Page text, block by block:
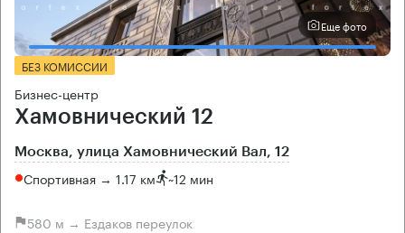
Еще фото
БЕЗ КОМИССИИ
Бизнес-центр
Хамовнический 12
Москва, улица Хамовнический Вал, 12
Спортивная → 1.17 км ~12 мин
580 м → Ездаков переулок